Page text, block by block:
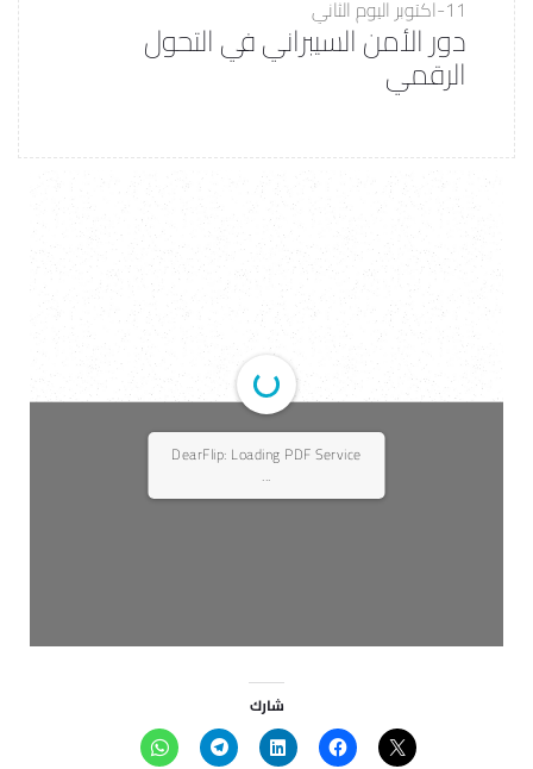
11-اكتوبر اليوم الثاني
دور الأمن السيبراني في التحول
الرقمي
DearFlip: Loading PDF Service
...
شارك